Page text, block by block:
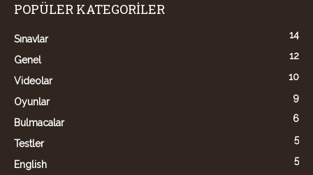
POPÜLER KATEGORİLER
Sınavlar 14
Genel 12
Videolar 10
Oyunlar 9
Bulmacalar 6
Testler 5
English 5